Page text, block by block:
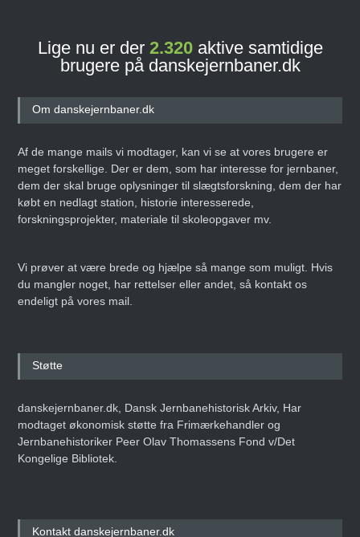
Lige nu er der 2.320aktive samtidige
brugere på danskejernbaner.dk
Om danskejernbaner.dk
Af de mange mails vi modtager, kan vi se at vores brugere er
meget forskellige. Der er dem, som har interesse for jernbaner,
dem der skal bruge oplysninger til slægtsforskning, dem der har
købt en nedlagt station, historie interesserede,
forskningsprojekter, materiale til skoleopgaver mv.
Vi prøver at være brede og hjælpe så mange som muligt. Hvis
du mangler noget, har rettelser eller andet, så kontakt os
endeligt på vores mail.
Støtte
danskejernbaner.dk, Dansk Jernbanehistorisk Arkiv, Har
modtaget økonomisk støtte fra Frimærkehandler og
Jernbanehistoriker Peer Olav Thomassens Fond v/Det
Kongelige Bibliotek.
Kontakt danskejernbaner.dk